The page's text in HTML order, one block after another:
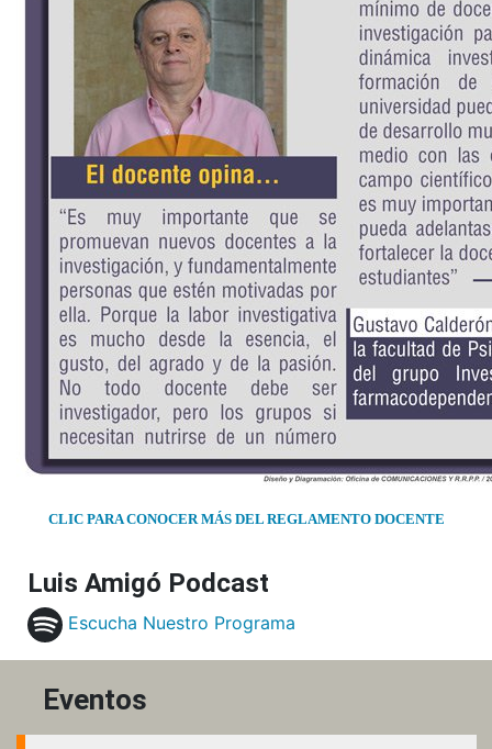
CLIC PARA CONOCER MÁS DEL REGLAMENTO DOCENTE
Luis Amigó Podcast
Escucha Nuestro Programa
Eventos